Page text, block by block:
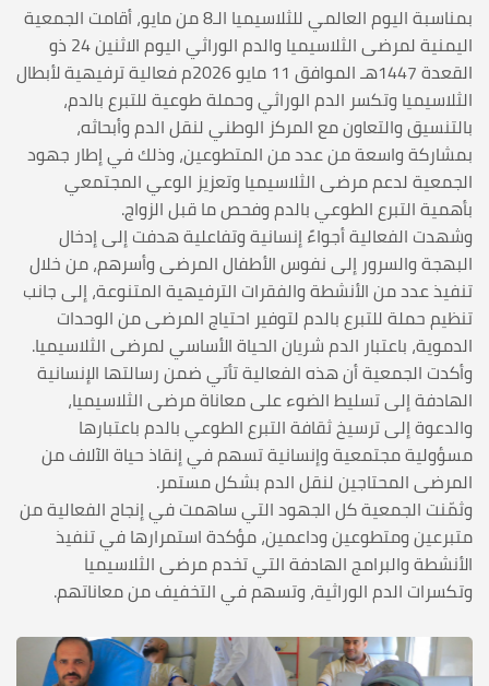
بمناسبة اليوم العالمي للثلاسيميا الـ8 من مايو، أقامت الجمعية
اليمنية لمرضى الثلاسيميا والدم الوراثي اليوم الاثنين 24 ذو
القعدة 1447هـ الموافق 11 مايو 2026م فعالية ترفيهية لأبطال
الثلاسيميا وتكسر الدم الوراثي وحملة طوعية للتبرع بالدم،
بالتنسيق والتعاون مع المركز الوطني لنقل الدم وأبحاثه،
بمشاركة واسعة من عدد من المتطوعين، وذلك في إطار جهود
الجمعية لدعم مرضى الثلاسيميا وتعزيز الوعي المجتمعي
بأهمية التبرع الطوعي بالدم وفحص ما قبل الزواج.
وشهدت الفعالية أجواءً إنسانية وتفاعلية هدفت إلى إدخال
البهجة والسرور إلى نفوس الأطفال المرضى وأسرهم، من خلال
تنفيذ عدد من الأنشطة والفقرات الترفيهية المتنوعة، إلى جانب
تنظيم حملة للتبرع بالدم لتوفير احتياج المرضى من الوحدات
الدموية، باعتبار الدم شريان الحياة الأساسي لمرضى الثلاسيميا.
وأكدت الجمعية أن هذه الفعالية تأتي ضمن رسالتها الإنسانية
الهادفة إلى تسليط الضوء على معاناة مرضى الثلاسيميا،
والدعوة إلى ترسيخ ثقافة التبرع الطوعي بالدم باعتبارها
مسؤولية مجتمعية وإنسانية تسهم في إنقاذ حياة الآلاف من
المرضى المحتاجين لنقل الدم بشكل مستمر.
وثمّنت الجمعية كل الجهود التي ساهمت في إنجاح الفعالية من
متبرعين ومتطوعين وداعمين، مؤكدة استمرارها في تنفيذ
الأنشطة والبرامج الهادفة التي تخدم مرضى الثلاسيميا
وتكسرات الدم الوراثية، وتسهم في التخفيف من معاناتهم.